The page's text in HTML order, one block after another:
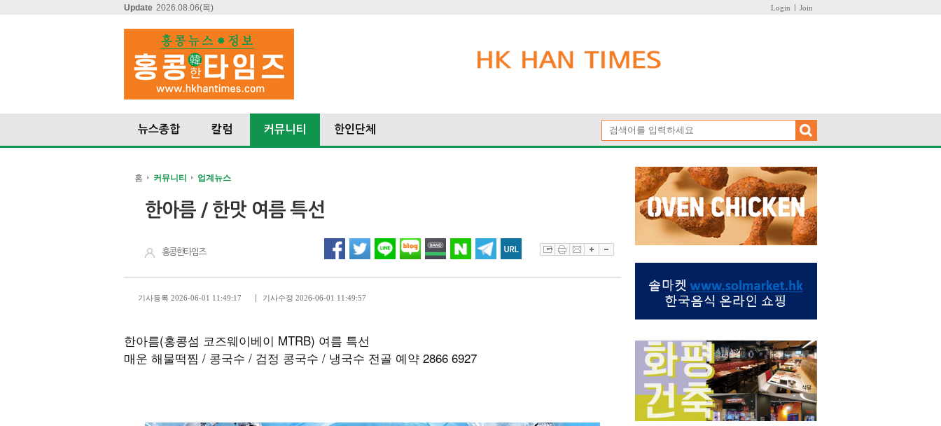
Login Join
Update 2026.08.06(목)
뉴스종합 칼럼 커뮤니티 한인단체
홈 커뮤니티 업계뉴스
한아름 / 한맛 여름 특선
홍콩한타임즈
기사등록 2026-06-01 11:49:17 기사수정 2026-06-01 11:49:57
한아름(홍콩섬 코즈웨이베이 MTRB) 여름 특선
매운 해물떡찜 / 콩국수 / 검정 콩국수 / 냉국수 전골 예약 2866 6927